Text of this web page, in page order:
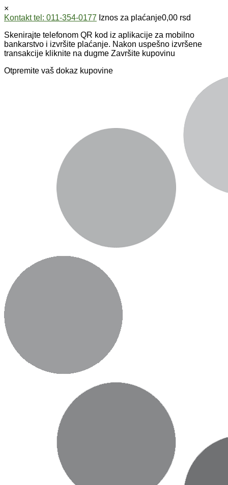
×
Kontakt tel: 011-354-0177 Iznos za plaćanje0,00 rsd
Skenirajte telefonom QR kod iz aplikacije za mobilno
bankarstvo i izvršite plaćanje. Nakon uspešno izvršene
transakcije kliknite na dugme Završite kupovinu
Otpremite vaš dokaz kupovine